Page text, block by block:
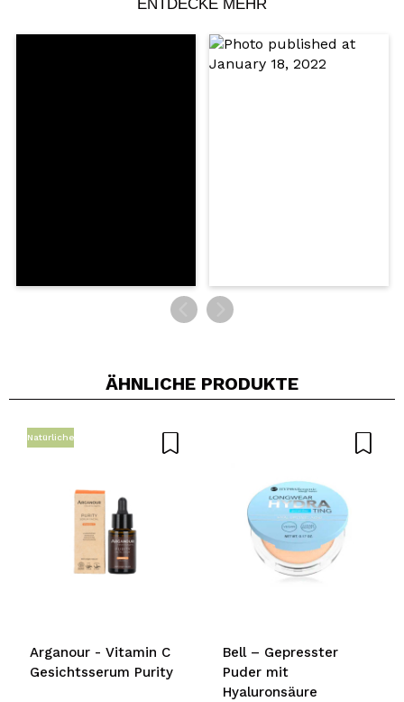
Ein Video oder Foto teilen
Dein Video könnte das erste sein. Stell es dir vor...
ENTDECKE MEHR
ÄHNLICHE PRODUKTE
Natürliche
Arganour - Vitamin C
Gesichtsserum Purity
Bell – Gepresster
Puder mit
Hyaluronsäure